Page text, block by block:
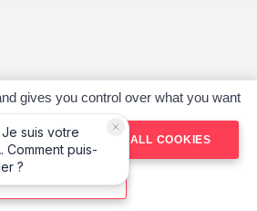
gives you control over what you want
DENY ALL COOKIES